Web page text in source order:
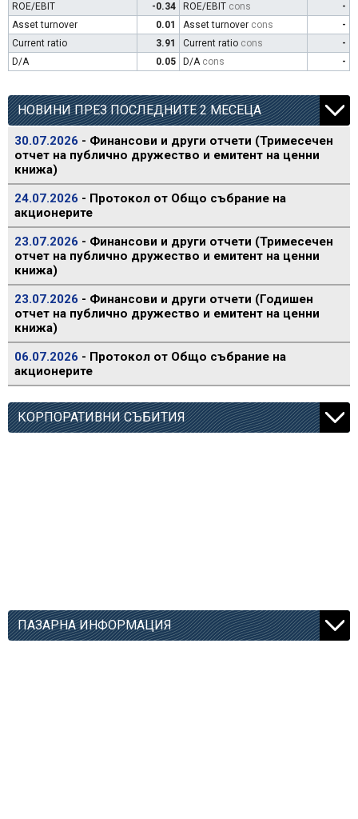
ROE/EBIT
-0.34 ROE/EBIT cons
-
Asset turnover
0.01 Asset turnover cons
-
Current ratio
3.91 Current ratio cons
-
D/A
0.05 D/A cons -
НОВИНИ ПРЕЗ ПОСЛЕДНИТЕ 2 МЕСЕЦА
30.07.2026 - Финансови и други отчети (Тримесечен
отчет на публично дружество и емитент на ценни
книжа)
24.07.2026 - Протокол от Общо събрание на
акционерите
23.07.2026 - Финансови и други отчети (Тримесечен
отчет на публично дружество и емитент на ценни
книжа)
23.07.2026 - Финансови и други отчети (Годишен
отчет на публично дружество и емитент на ценни
книжа)
06.07.2026 - Протокол от Общо събрание на
акционерите
КОРПОРАТИВНИ СЪБИТИЯ
ПАЗАРНА ИНФОРМАЦИЯ